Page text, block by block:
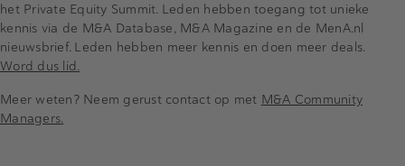
het Private Equity Summit. Leden hebben toegang tot unieke
kennis via de M&A Database, M&A Magazine en de MenA.nl
nieuwsbrief. Leden hebben meer kennis en doen meer deals.
Word dus lid.
Meer weten? Neem gerust contact op met M&A Community
Managers.